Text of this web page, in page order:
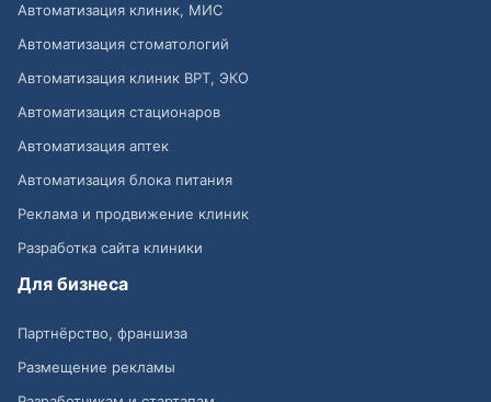
Автоматизация клиник, МИС
Автоматизация стоматологий
Автоматизация клиник ВРТ, ЭКО
Автоматизация стационаров
Автоматизация аптек
Автоматизация блока питания
Реклама и продвижение клиник
Разработка сайта клиники
Для бизнеса
Партнёрство, франшиза
Размещение рекламы